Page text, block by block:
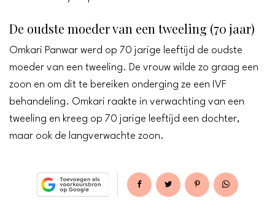
De oudste moeder van een tweeling (70 jaar)
Omkari Panwar werd op 70 jarige leeftijd de oudste
moeder van een tweeling. De vrouw wilde zo graag een
zoon en om dit te bereiken onderging ze een IVF
behandeling. Omkari raakte in verwachting van een
tweeling en kreeg op 70 jarige leeftijd een dochter,
maar ook de langverwachte zoon.